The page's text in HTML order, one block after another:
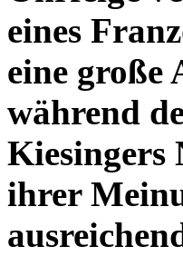
eines
eine große
während
Kiesingers
ihrer